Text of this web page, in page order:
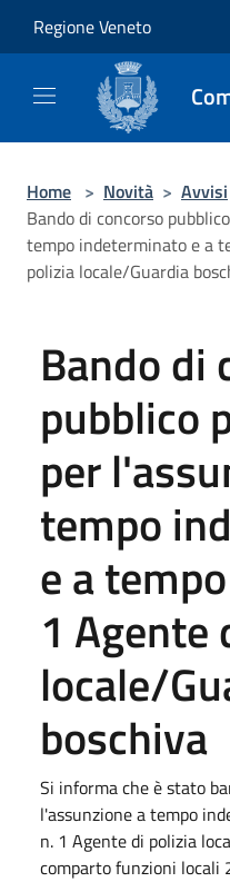
Regione Veneto
Home > Novità > Avvisi
Bando di concorso
tempo indeterminato e a
polizia locale/Guardia
Bando di
pubblico
per
tempo
e a
1 Agente
locale/
boschiva
Si informa che è stato
l'assunzione a tempo
n. 1 Agente di polizia
comparto funzioni